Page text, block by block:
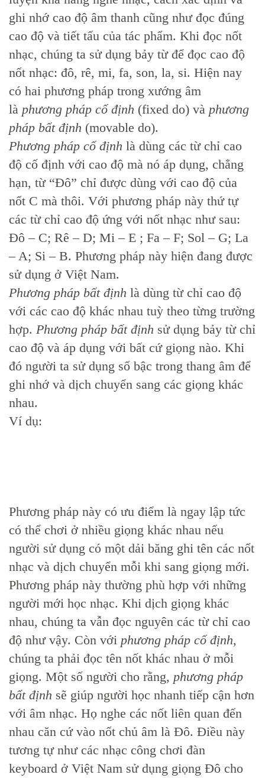
ghi nhớ cao độ âm thanh cũng như đọc đúng
cao độ và tiết tấu của tác phẩm. Khi đọc nốt
nhạc, chúng ta sử dụng bảy từ để đọc cao độ
nốt nhạc: đô, rê, mi, fa, son, la, si. Hiện nay
có hai phương pháp trong xướng âm
là phương pháp cố định (fixed do) và phương
pháp bất định (movable do).
Phương pháp cố định là dùng các từ chỉ cao
độ cố định với cao độ mà nó áp dụng, chẳng
hạn, từ “Đô” chỉ được dùng với cao độ của
nốt C mà thôi. Với phương pháp này thứ tự
các từ chỉ cao độ ứng với nốt nhạc như sau:
Đô – C; Rê – D; Mi – E ; Fa – F; Sol – G; La
– A; Si – B. Phương pháp này hiện đang được
sử dụng ở Việt Nam.
Phương pháp bất định là dùng từ chỉ cao độ
với các cao độ khác nhau tuỳ theo từng trường
hợp. Phương pháp bất định sử dụng bảy từ chỉ
cao độ và áp dụng với bất cứ giọng nào. Khi
đó người ta sử dụng số bậc trong thang âm để
ghi nhớ và dịch chuyển sang các giọng khác
nhau.
Ví dụ:
Phương pháp này có ưu điểm là ngay lập tức
có thể chơi ở nhiều giọng khác nhau nếu
người sử dụng có một dải băng ghi tên các nốt
nhạc và dịch chuyển mỗi khi sang giọng mới.
Phương pháp này thường phù hợp với những
người mới học nhạc. Khi dịch giọng khác
nhau, chúng ta vẫn đọc nguyên các từ chỉ cao
độ như vậy. Còn với phương pháp cố định,
chúng ta phải đọc tên nốt khác nhau ở mỗi
giọng. Một số người cho rằng, phương pháp
bất định sẽ giúp người học nhanh tiếp cận hơn
với âm nhạc. Họ nghe các nốt liên quan đến
nhau căn cứ vào nốt chủ âm là Đô. Điều này
tương tự như các nhạc công chơi đàn
keyboard ở Việt Nam sử dụng giọng Đô cho